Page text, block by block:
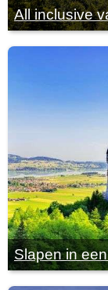
All inclusive
Slapen in